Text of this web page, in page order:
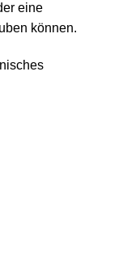
eine
können.